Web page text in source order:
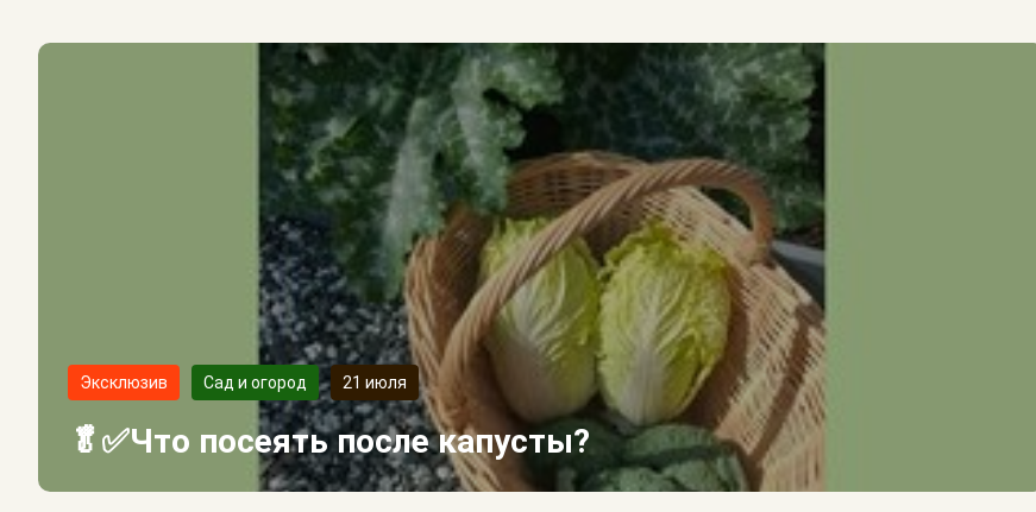
Эксклюзив Сад и огород 21 июля
🥬✅Что посеять после капусты?